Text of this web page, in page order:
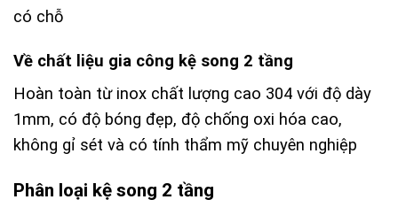
có chỗ
Về chất liệu gia công kệ song 2 tầng
Hoàn toàn từ inox chất lượng cao 304 với độ dày
1mm, có độ bóng đẹp, độ chống oxi hóa cao,
không gỉ sét và có tính thẩm mỹ chuyên nghiệp
Phân loại kệ song 2 tầng